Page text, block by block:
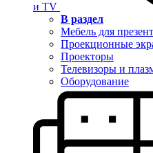
и TV
В раздел
Мебель для
Проекционные
Проекторы
Телевизоры и
Оборудование